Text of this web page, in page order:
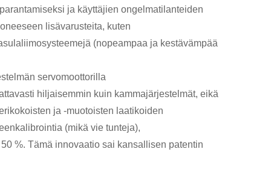
ja käyttäjien ongelmatilanteiden
lisävarusteita, kuten
(nopeampaa ja kestävämpää
servomoottorilla
hiljaisemmin kuin kammajärjestelmät, eikä
ja -muotoisten laatikoiden
(mikä vie tunteja),
%. Tämä innovaatio sai kansallisen patentin